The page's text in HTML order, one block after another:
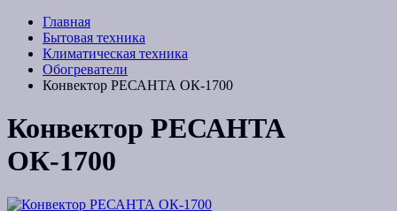
Главная
Бытовая техника
Климатическая техника
Обогреватели
Конвектор РЕСАНТА ОК-1700
Конвектор РЕСАНТА
ОК-1700